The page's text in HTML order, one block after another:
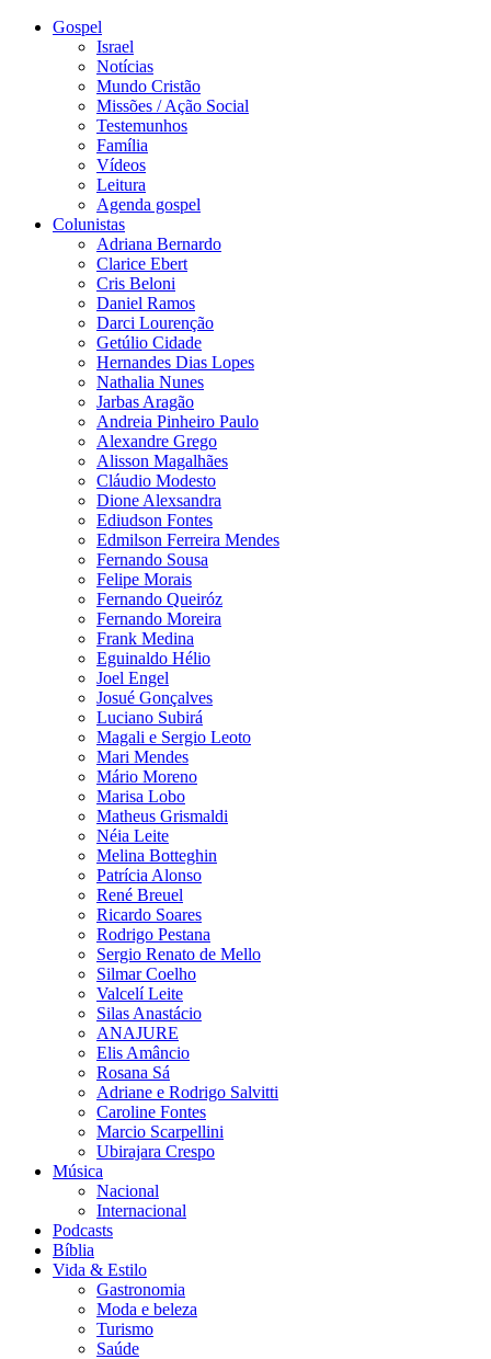
Gospel
Israel
Notícias
Mundo Cristão
Missões / Ação Social
Testemunhos
Família
Vídeos
Leitura
Agenda gospel
Colunistas
Adriana Bernardo
Clarice Ebert
Cris Beloni
Daniel Ramos
Darci Lourenção
Getúlio Cidade
Hernandes Dias Lopes
Nathalia Nunes
Jarbas Aragão
Andreia Pinheiro Paulo
Alexandre Grego
Alisson Magalhães
Cláudio Modesto
Dione Alexsandra
Ediudson Fontes
Edmilson Ferreira Mendes
Fernando Sousa
Felipe Morais
Fernando Queiróz
Fernando Moreira
Frank Medina
Eguinaldo Hélio
Joel Engel
Josué Gonçalves
Luciano Subirá
Magali e Sergio Leoto
Mari Mendes
Mário Moreno
Marisa Lobo
Matheus Grismaldi
Néia Leite
Melina Botteghin
Patrícia Alonso
René Breuel
Ricardo Soares
Rodrigo Pestana
Sergio Renato de Mello
Silmar Coelho
Valcelí Leite
Silas Anastácio
ANAJURE
Elis Amâncio
Rosana Sá
Adriane e Rodrigo Salvitti
Caroline Fontes
Marcio Scarpellini
Ubirajara Crespo
Música
Nacional
Internacional
Podcasts
Bíblia
Vida & Estilo
Gastronomia
Moda e beleza
Turismo
Saúde